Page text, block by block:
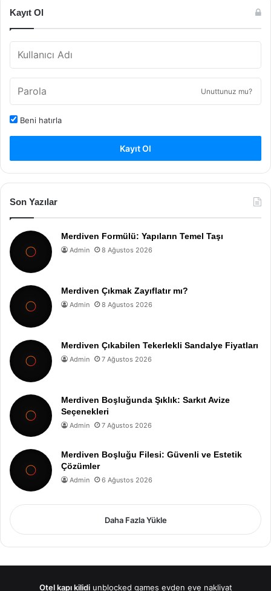
Kayıt Ol
Unuttunuz mu?
Beni hatırla
Kayıt Ol
Son Yazılar
Merdiven Formülü: Yapıların Temel Taşı
Admin 8 Ağustos 2026
Merdiven Çıkmak Zayıflatır mı?
Admin 8 Ağustos 2026
Merdiven Çıkabilen Tekerlekli Sandalye Fiyatları
Admin 7 Ağustos 2026
Merdiven Boşluğunda Şıklık: Sarkıt Avize
Seçenekleri
Admin 7 Ağustos 2026
Merdiven Boşluğu Filesi: Güvenli ve Estetik
Çözümler
Admin 6 Ağustos 2026
Daha Fazla Yükle
Otel kapı kilidi unblocked games evden eve nakliyat